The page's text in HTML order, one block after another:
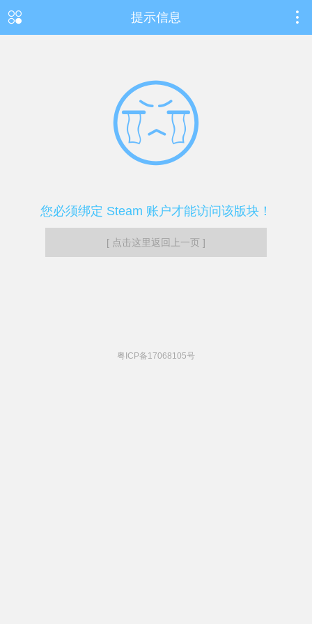
提示信息
您必须绑定 Steam 账户才能访问该版块！
[ 点击这里返回上一页 ]
粤ICP备17068105号